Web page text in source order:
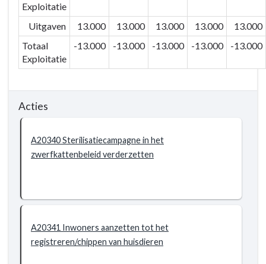
Extra
zorg
voor
nodig
heeft
Actieplannen
dierenwelzijn
Exploitatie
Uitgaven
13.000 13.000 13.000 13.000
13.000
Totaal
Exploitatie
-13.000 -13.000 -13.000 -13.000 -13.000
Acties
A20340 Sterilisatiecampagne in het
zwerfkattenbeleid verderzetten
A20341 Inwoners aanzetten tot het
registreren/chippen van huisdieren